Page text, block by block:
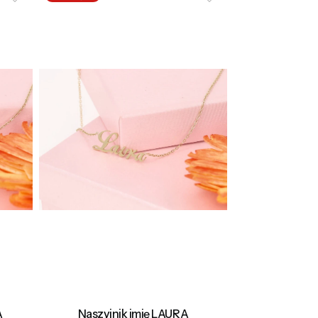
Naszyjnik imię LAURA